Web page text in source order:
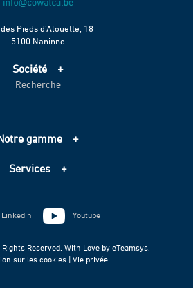
des Pieds d’Alouette, 18
5100 Naninne
Société
Accueil
de performance CO2
Recherche
Notre gamme
Assainissement
spéciales
Services
sur les cookies
Vie privée
Reserved. With Love by eTeamsys.
sur les cookies | Vie privée
Linkedin Youtube